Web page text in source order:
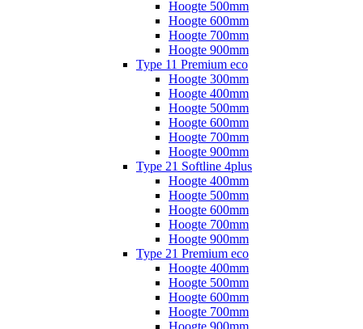
Hoogte 500mm
Hoogte 600mm
Hoogte 700mm
Hoogte 900mm
Type 11 Premium eco
Hoogte 300mm
Hoogte 400mm
Hoogte 500mm
Hoogte 600mm
Hoogte 700mm
Hoogte 900mm
Type 21 Softline 4plus
Hoogte 400mm
Hoogte 500mm
Hoogte 600mm
Hoogte 700mm
Hoogte 900mm
Type 21 Premium eco
Hoogte 400mm
Hoogte 500mm
Hoogte 600mm
Hoogte 700mm
Hoogte 900mm